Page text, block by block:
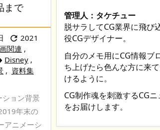
まで
 2021
関連 ,
Disney ,
, 資料集
ション背景
年末の
アニメーシ
管理人：タケチュー
脱サラしてCG業界に飛び
役CGデザイナー。
自分のメモ用にCG情報ブ
ち上げたら色んな方に来
けるように。
CG制作魂を刺激するCGニ
をお届けします。